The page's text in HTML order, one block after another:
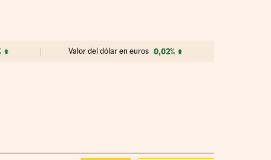
Valor del dólar en euros 0,02%